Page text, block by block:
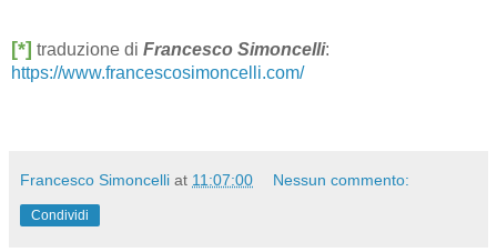
[*] traduzione di Francesco Simoncelli:
https://www.francescosimoncelli.com/
Francesco Simoncelli at 11:07:00 Nessun commento:
Condividi